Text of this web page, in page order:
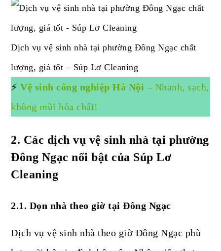
Dịch vụ vệ sinh nhà tại phường Đông Ngạc chất
lượng, giá tốt – Súp Lơ Cleaning
⚡Vệ sinh công nghiệp Hà Nội – Nhanh, sạch,
không mùi hóa chất!
2. Các dịch vụ vệ sinh nhà tại phường
Đông Ngạc nổi bật của Súp Lơ
Cleaning
2.1. Dọn nhà theo giờ tại Đông Ngạc
Dịch vụ vệ sinh nhà theo giờ Đông Ngạc phù